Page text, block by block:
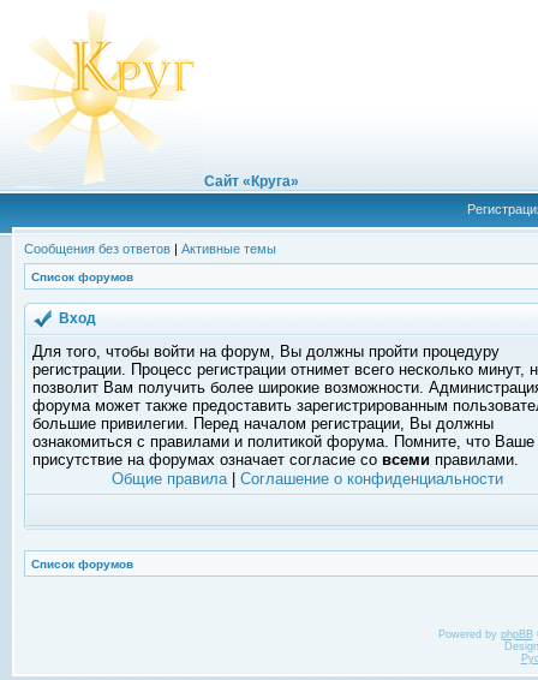
Сайт «Круга»
Сообщения без ответов | Активные темы
Список форумов
Вход
Для того, чтобы войти на форум, Вы должны пройти процедуру
регистрации. Процесс регистрации отнимет всего несколько минут,
позволит Вам получить более широкие возможности.
форума может также предоставить зарегистрированным
большие привилегии. Перед началом регистрации, Вы должны
ознакомиться с правилами и политикой форума. Помните, что Ваше
присутствие на форумах означает согласие со всеми правилами.
Общие правила| Соглашение о конфиденциальности
Список форумов
Powered by phpBB